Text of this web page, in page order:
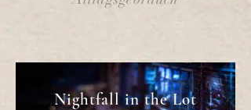
Nightfall in the Lot